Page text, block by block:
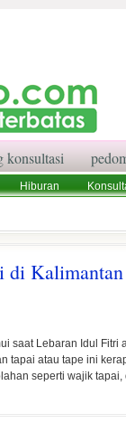
konsultasi
Hiburan
di Kalimantan
saat Lebaran Idul Fitri
tapai atau tape ini
seperti wajik